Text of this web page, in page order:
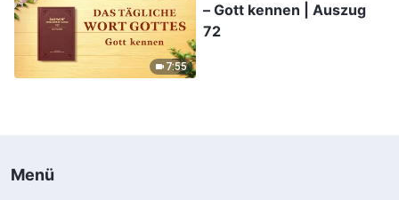
7:55
– Gott kennen | Auszug
72
Menü